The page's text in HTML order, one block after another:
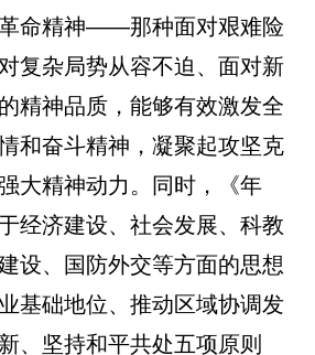
命精神——那种面对艰难险
复杂局势从容不迫、面对新
精神品质，能够有效激发全
和奋斗精神，凝聚起攻坚克
大精神动力。同时，《年
经济建设、社会发展、科教
设、国防外交等方面的思想
基础地位、推动区域协调发
、坚持和平共处五项原则